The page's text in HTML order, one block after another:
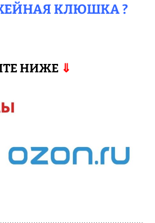
КЛЮШКА ?
НИЖЕ ⇓